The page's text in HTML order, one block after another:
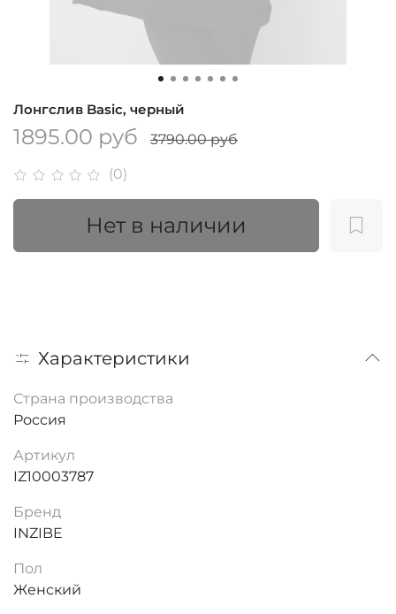
(0)
Лонгслив Basic, черный
1895.00 руб 3790.00 руб
Нет в наличии
Характеристики
Страна производства
Россия
Артикул
IZ10003787
Бренд
INZIBE
Пол
Женский